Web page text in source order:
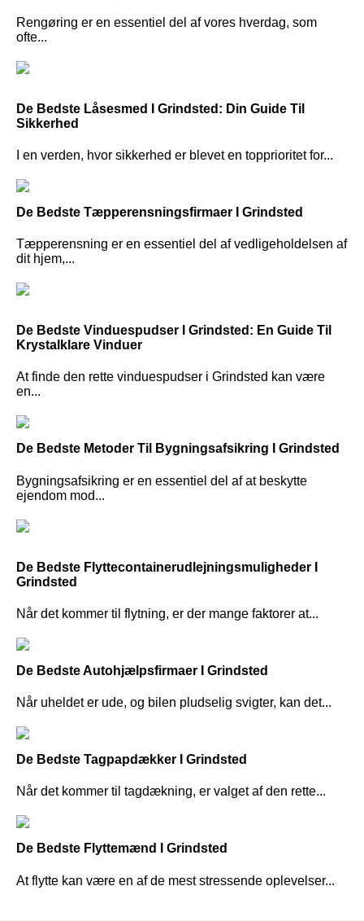
Rengøring er en essentiel del af vores hverdag, som
ofte...
De Bedste Låsesmed I Grindsted: Din Guide Til
Sikkerhed
I en verden, hvor sikkerhed er blevet en topprioritet for...
De Bedste Tæpperensningsfirmaer I Grindsted
Tæpperensning er en essentiel del af vedligeholdelsen af
dit hjem,...
De Bedste Vinduespudser I Grindsted: En Guide Til
Krystalklare Vinduer
At finde den rette vinduespudser i Grindsted kan være
en...
De Bedste Metoder Til Bygningsafsikring I Grindsted
Bygningsafsikring er en essentiel del af at beskytte
ejendom mod...
De Bedste Flyttecontainerudlejningsmuligheder I
Grindsted
Når det kommer til flytning, er der mange faktorer at...
De Bedste Autohjælpsfirmaer I Grindsted
Når uheldet er ude, og bilen pludselig svigter, kan det...
De Bedste Tagpapdækker I Grindsted
Når det kommer til tagdækning, er valget af den rette...
De Bedste Flyttemænd I Grindsted
At flytte kan være en af de mest stressende oplevelser...